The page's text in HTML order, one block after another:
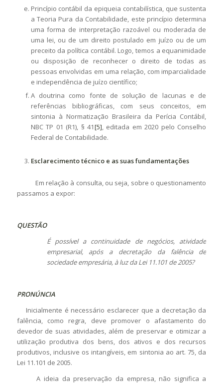
Princípio contábil da epiqueia contabilística, que sustenta
a Teoria Pura da Contabilidade, este princípio determina
uma forma de interpretação razoável ou moderada de
uma lei, ou de um direito postulado em juízo ou de um
preceito da política contábil. Logo, temos a equanimidade
ou disposição de reconhecer o direito de todas as
pessoas envolvidas em uma relação, com imparcialidade
e independência de juízo científico;
A doutrina como fonte de solução de lacunas e de
referências bibliográficas, com seus conceitos, em
sintonia à Normatização Brasileira da Perícia Contábil,
NBC TP 01 (R1), § 41[5], editada em 2020 pelo Conselho
Federal de Contabilidade.
Esclarecimento técnico e as suas fundamentações
Em relação à consulta, ou seja, sobre o questionamento
passamos a expor:
QUESTÃO
É possível a continuidade de negócios, atividade
empresarial, após a decretação da falência de
sociedade empresária, à luz da Lei 11.101 de 2005?
PRONÚNCIA
Inicialmente é necessário esclarecer que a decretação da
falência, como regra, deve promover o afastamento do
devedor de suas atividades, além de preservar e otimizar a
utilização produtiva dos bens, dos ativos e dos recursos
produtivos, inclusive os intangíveis, em sintonia ao art. 75, da
Lei 11.101 de 2005.
A ideia da preservação da empresa, não significa a